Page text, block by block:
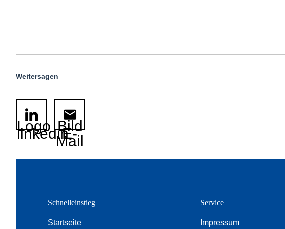
Weitersagen
Logo
linkedinBild
E-
Mail
Schnelleinstieg
Startseite
Service
Impressum